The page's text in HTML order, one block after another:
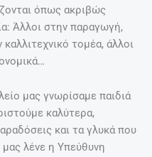
όπως ακριβώς
Άλλοι στην παραγωγή,
τομέα, άλλοι
μας γνωρίσαμε παιδιά
καλύτερα,
και τα γλυκά που
λένε η Υπεύθυνη